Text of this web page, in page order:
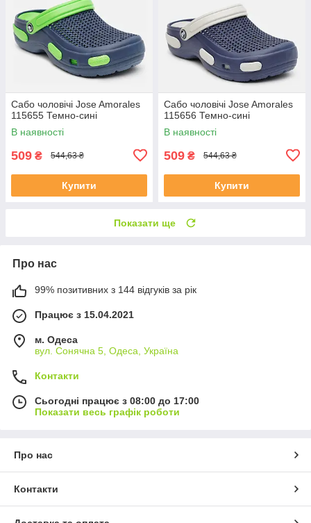
Сабо чоловічі Jose Amorales
115655 Темно-сині
В наявності
509 ₴ 544,63 ₴
Купити
Сабо чоловічі Jose Amorales
115656 Темно-сині
В наявності
509 ₴ 544,63 ₴
Купити
Показати ще
Про нас
99% позитивних з 144 відгуків за рік
Працює з 15.04.2021
м. Одеса
вул. Сонячна 5, Одеса, Україна
Контакти
Сьогодні працює з 08:00 до 17:00
Показати весь графік роботи
Про нас
Контакти